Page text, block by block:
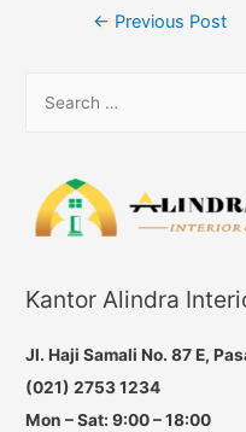
Post
← Previous Post
r
:
Kantor Alindra
Jl. Haji Samali No. 87 E,
(021) 2753 1234
Mon – Sat: 9:00 – 18:00